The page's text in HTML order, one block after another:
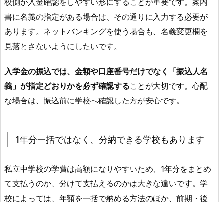
校側が入金確認をしやすい形にすることが重要です。案内
書に名義の指定がある場合は、その通りに入力する必要が
あります。ネットバンキングを使う場合も、名義変更欄を
見落とさないようにしたいです。
入学金の振込では、金額や口座番号だけでなく「振込人名
義」が指定どおりかを必ず確認することが大切です。心配
な場合は、振込前に学校へ確認した方が安心です。
1年分一括ではなく、分納できる学校もあります
私立中学校の学費は高額になりやすいため、1年分をまとめ
て支払うのか、分けて支払えるのかは大きな違いです。学
校によっては、年額を一括で納める方法のほか、前期・後